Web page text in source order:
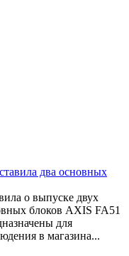
два основных
о выпуске двух
блоков AXIS FA51
для
в магазина...